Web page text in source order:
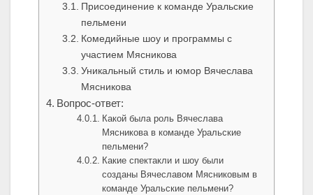
Присоединение к команде Уральские
пельмени
Комедийные шоу и программы с
участием Мясникова
Уникальный стиль и юмор Вячеслава
Мясникова
Вопрос-ответ:
Какой была роль Вячеслава
Мясникова в команде Уральские
пельмени?
Какие спектакли и шоу были
созданы Вячеславом Мясниковым в
команде Уральские пельмени?